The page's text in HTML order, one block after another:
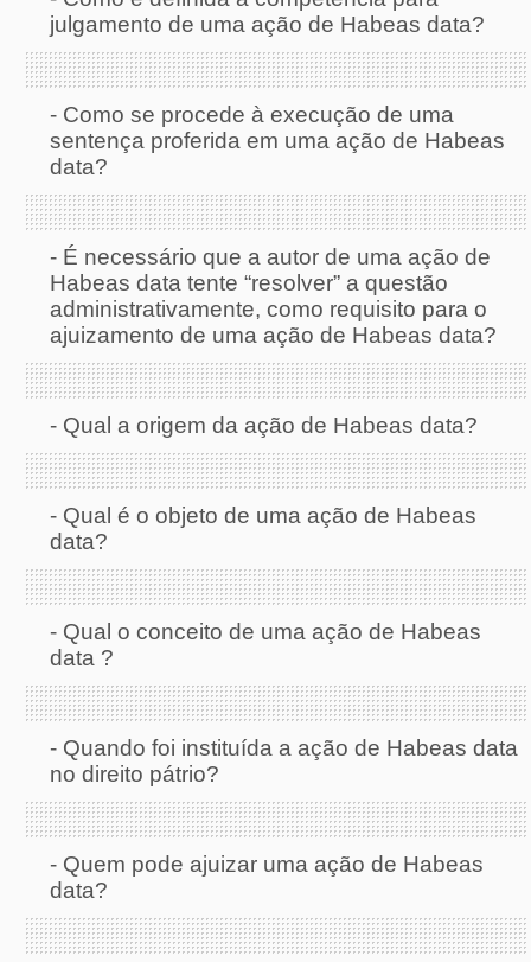
julgamento de uma ação de Habeas data?
- Como se procede à execução de uma
sentença proferida em uma ação de Habeas
data?
- É necessário que a autor de uma ação de
Habeas data tente “resolver” a questão
administrativamente, como requisito para o
ajuizamento de uma ação de Habeas data?
- Qual a origem da ação de Habeas data?
- Qual é o objeto de uma ação de Habeas
data?
- Qual o conceito de uma ação de Habeas
data ?
- Quando foi instituída a ação de Habeas data
no direito pátrio?
- Quem pode ajuizar uma ação de Habeas
data?